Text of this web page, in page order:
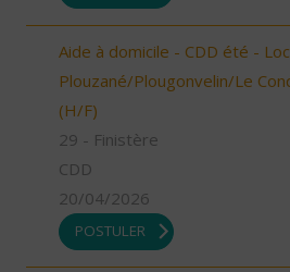
Aide à domicile - CDD été -
Plouzané/Plougonvelin/Le
(H/F)
29 - Finistère
CDD
20/04/2026
POSTULER